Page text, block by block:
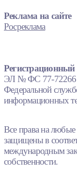
Реклама на сайте
Росреклама
Регистрационный
ЭЛ № ФС 77-72266
Федеральной
информационных
Все права на любые
защищены в
международным
собственности.